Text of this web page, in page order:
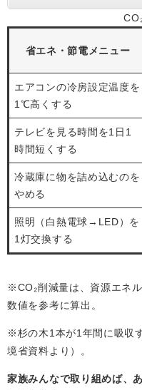
省エネ・節電メニュー
エアコンの冷房設定温度を
1℃高くする
テレビを見る時間を1日1
時間短くする
冷蔵庫に物を詰め込むのを
やめる
照明（白熱電球→LED）を
1灯交換する
※CO₂削減量は、資源エネ
数値を参考に算出。
※杉の木1本が1年間に吸収
境省資料より）。
家族みんなで取り組めば、